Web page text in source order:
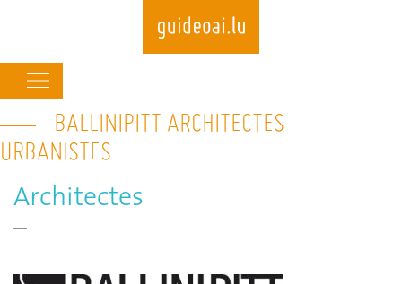
Skip
to
navigation
BALLINIPITT ARCHITECTES
URBANISTES
Architectes